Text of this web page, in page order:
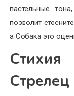
пастельные
позволит
а Собака это